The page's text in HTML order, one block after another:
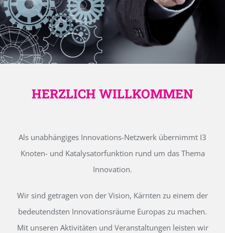
HERZLICH WILLKOMMEN
Als unabhängiges Innovations-Netzwerk übernimmt I3
Knoten- und Katalysatorfunktion rund um das Thema
Innovation.
Wir sind getragen von der Vision, Kärnten zu einem der
bedeutendsten Innovationsräume Europas zu machen.
Mit unseren Aktivitäten und Veranstaltungen leisten wir